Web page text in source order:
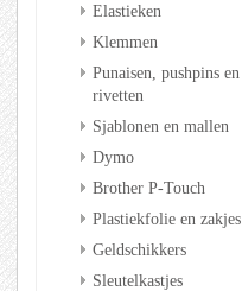
Elastieken
Klemmen
Punaisen, pushpins en
rivetten
Sjablonen en mallen
Dymo
Brother P-Touch
Plastiekfolie en zakjes
Geldschikkers
Sleutelkastjes